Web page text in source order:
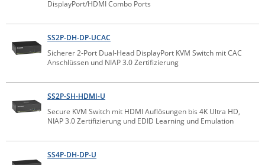
News zu unseren Herstellern
DisplayPort/HDMI Combo Ports
SS2P-DH-DP-UCAC
Sicherer 2-Port Dual-Head DisplayPort KVM Switch mit CAC
Anschlüssen und NIAP 3.0 Zertifizierung
SS2P-SH-HDMI-U
Secure KVM Switch mit HDMI Auflösungen bis 4K Ultra HD,
NIAP 3.0 Zertifizierung und EDID Learning und Emulation
SS4P-DH-DP-U